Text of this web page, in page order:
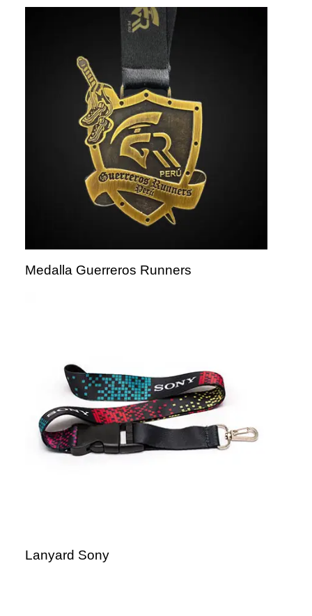
Medalla Guerreros Runners
Lanyard Sony